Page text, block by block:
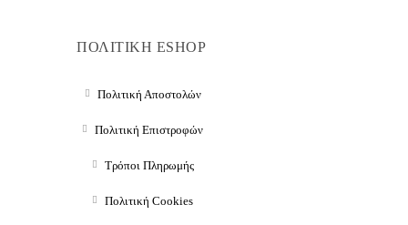
ΠΟΛΙΤΙΚΗ ESHOP
Πολιτική Αποστολών
Πολιτική Επιστροφών
Τρόποι Πληρωμής
Πολιτική Cookies